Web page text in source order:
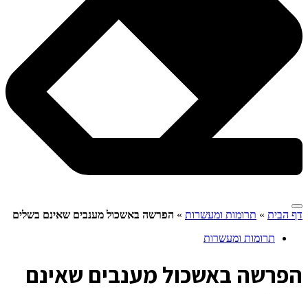
דף הבית » תרומות ומעשרות » הפרשה באשכול מענבים שאינם בשלים
תרומות ומעשרות
הפרשה באשכול מענבים שאינם